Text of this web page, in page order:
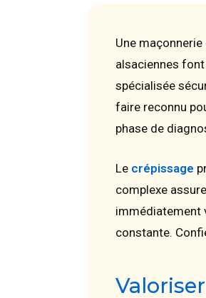
Une
alsaciennes
spécialisée
faire reconnu
phase de
Le crépissage
complexe
immédiatement
constante.